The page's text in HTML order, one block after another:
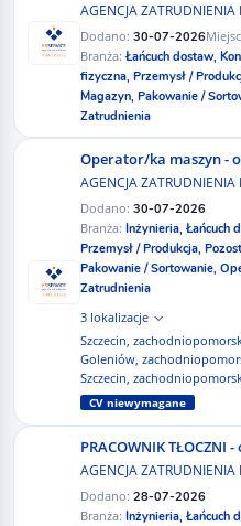
AGENCJA ZATRUDNIENIA
Dodano: 30-07-2026
Branża: Łańcuch dostaw,
fizyczna, Przemysł /
Magazyn, Pakowanie /
Zatrudnienia
Operator/ka maszyn -
AGENCJA ZATRUDNIENIA
Dodano: 30-07-2026
Branża: Inżynieria, Łańcuch
Przemysł / Produkcja,
Pakowanie / Sortowanie,
Zatrudnienia
3 lokalizacje
Szczecin,
Goleniów,
Szczecin,
CV niewymagane
PRACOWNIK TŁOCZNI -
AGENCJA ZATRUDNIENIA
Dodano: 28-07-2026
Branża: Inżynieria, Łańcuch